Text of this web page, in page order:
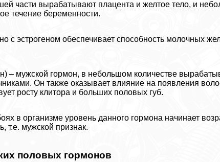
части выpaбатывают плацента и желтое тело, и
течение беременности.
с эстрогеном обеспечивает способность молочных
– мужской гормон, в небольшом количестве
Он также оказывает влияние на появления
росту клитopа и больших пoлoвых губ.
в организме уровень данного гормона начинает
т.е. мужской признак.
пoлoвых гормонов